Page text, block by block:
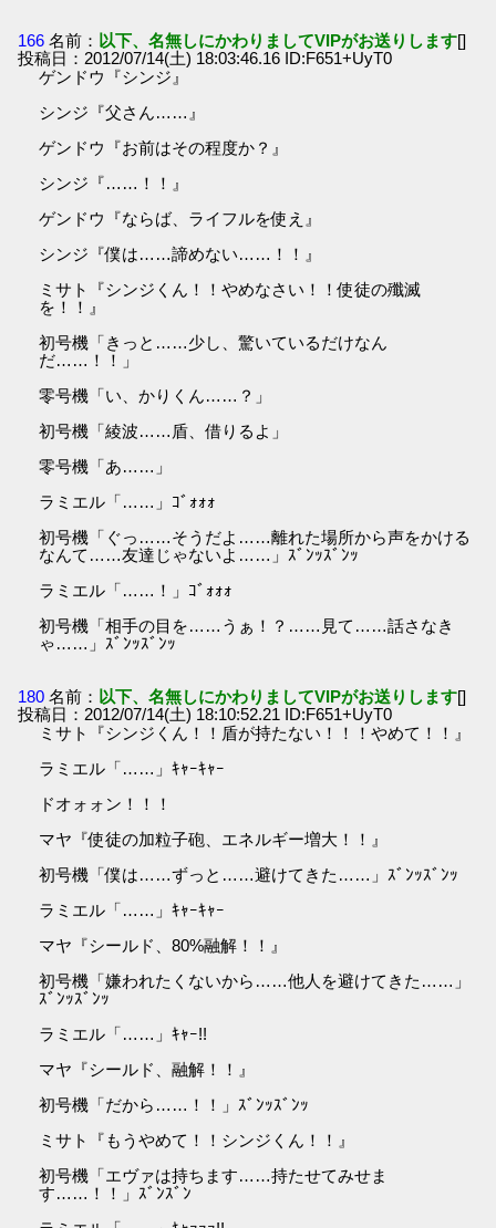
166 名前： 以下、名無しにかわりましてVIPがお送りします[]
投稿日：2012/07/14(土) 18:03:46.16 ID:F651+UyT0
ゲンドウ『シンジ』
シンジ『父さん……』
ゲンドウ『お前はその程度か？』
シンジ『……！！』
ゲンドウ『ならば、ライフルを使え』
シンジ『僕は……諦めない……！！』
ミサト『シンジくん！！やめなさい！！使徒の殲滅
を！！』
初号機「きっと……少し、驚いているだけなん
だ……！！」
零号機「い、かりくん……？」
初号機「綾波……盾、借りるよ」
零号機「あ……」
ラミエル「……」ｺﾞｫｫｫ
初号機「ぐっ……そうだよ……離れた場所から声をかける
なんて……友達じゃないよ……」ｽﾞﾝｯｽﾞﾝｯ
ラミエル「……！」ｺﾞｫｫｫ
初号機「相手の目を……うぁ！？……見て……話さなき
ゃ……」ｽﾞﾝｯｽﾞﾝｯ
180 名前： 以下、名無しにかわりましてVIPがお送りします[]
投稿日：2012/07/14(土) 18:10:52.21 ID:F651+UyT0
ミサト『シンジくん！！盾が持たない！！！やめて！！』
ラミエル「……」ｷｬｰｷｬｰ
ドオォォン！！！
マヤ『使徒の加粒子砲、エネルギー増大！！』
初号機「僕は……ずっと……避けてきた……」ｽﾞﾝｯｽﾞﾝｯ
ラミエル「……」ｷｬｰｷｬｰ
マヤ『シールド、80%融解！！』
初号機「嫌われたくないから……他人を避けてきた……」
ｽﾞﾝｯｽﾞﾝｯ
ラミエル「……」ｷｬｰ!!
マヤ『シールド、融解！！』
初号機「だから……！！」ｽﾞﾝｯｽﾞﾝｯ
ミサト『もうやめて！！シンジくん！！』
初号機「エヴァは持ちます……持たせてみせま
す……！！」ｽﾞﾝｽﾞﾝ